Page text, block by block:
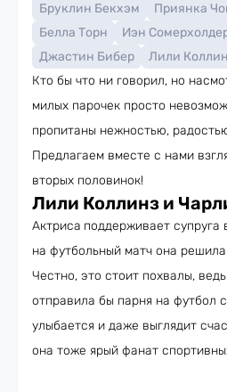
Бруклин Бекхэм
Приянка
Белла Торн
Иэн
Джастин Бибер
Лили
Кто бы что ни говорил, но
милых парочек просто
пропитаны нежностью,
Предлагаем вместе с нами
вторых половинок!
Лили Коллинз и
Актриса поддерживает супруга
на футбольный матч она
Честно, это стоит похвалы,
отправила бы парня на футбол
улыбается и даже выглядит
она тоже ярый фанат